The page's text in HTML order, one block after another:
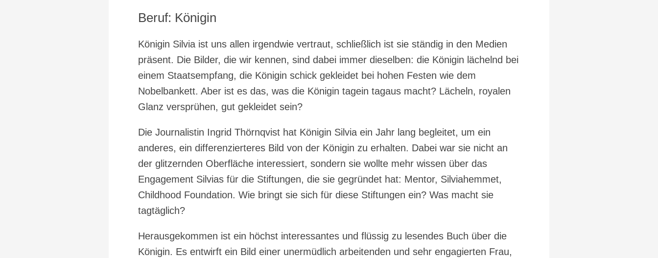
Beruf: Königin
Königin Silvia ist uns allen irgendwie vertraut, schließlich ist sie ständig in den Medien
präsent. Die Bilder, die wir kennen, sind dabei immer dieselben: die Königin lächelnd bei
einem Staatsempfang, die Königin schick gekleidet bei hohen Festen wie dem
Nobelbankett. Aber ist es das, was die Königin tagein tagaus macht? Lächeln, royalen
Glanz versprühen, gut gekleidet sein?
Die Journalistin Ingrid Thörnqvist hat Königin Silvia ein Jahr lang begleitet, um ein
anderes, ein differenzierteres Bild von der Königin zu erhalten. Dabei war sie nicht an
der glitzernden Oberfläche interessiert, sondern sie wollte mehr wissen über das
Engagement Silvias für die Stiftungen, die sie gegründet hat: Mentor, Silviahemmet,
Childhood Foundation. Wie bringt sie sich für diese Stiftungen ein? Was macht sie
tagtäglich?
Herausgekommen ist ein höchst interessantes und flüssig zu lesendes Buch über die
Königin. Es entwirft ein Bild einer unermüdlich arbeitenden und sehr engagierten Frau,